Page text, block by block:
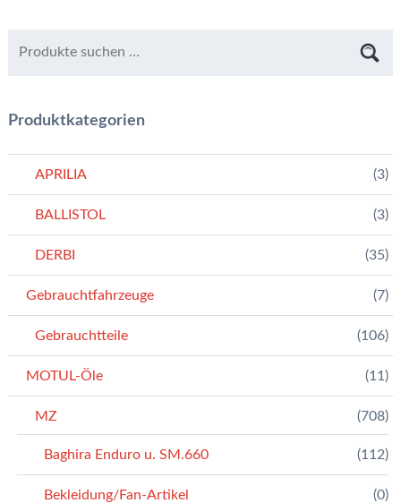
Produktkategorien
APRILIA (3)
BALLISTOL (3)
DERBI (35)
Gebrauchtfahrzeuge (7)
Gebrauchtteile (106)
MOTUL-Öle (11)
MZ (708)
Baghira Enduro u. SM.660 (112)
Bekleidung/Fan-Artikel (0)